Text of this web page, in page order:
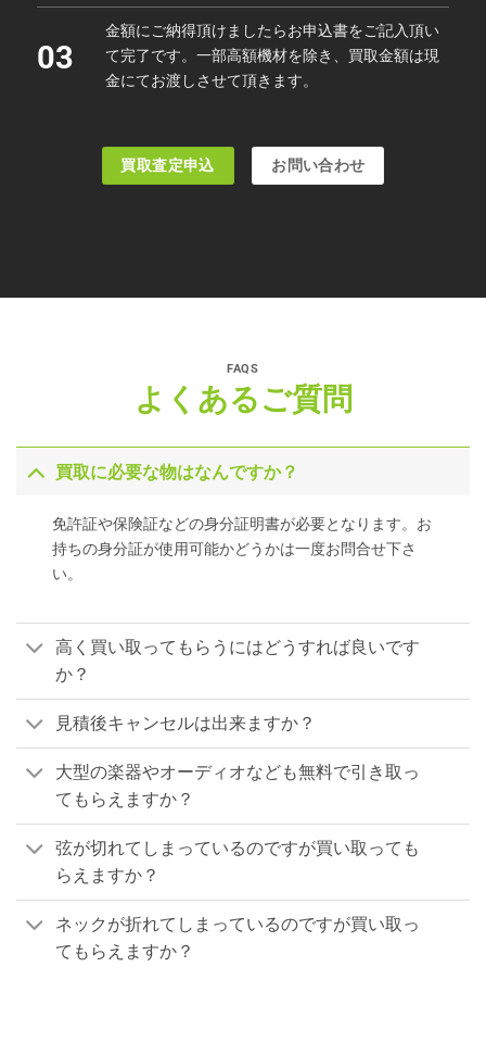
03
金額にご納得頂けましたらお申込書をご記入頂い
て完了です。一部高額機材を除き、買取金額は現
金にてお渡しさせて頂きます。
買取査定申込 お問い合わせ
FAQS
よくあるご質問
買取に必要な物はなんですか？
免許証や保険証などの身分証明書が必要となります。お
持ちの身分証が使用可能かどうかは一度お問合せ下さ
い。
高く買い取ってもらうにはどうすれば良いです
か？
見積後キャンセルは出来ますか？
大型の楽器やオーディオなども無料で引き取っ
てもらえますか？
弦が切れてしまっているのですが買い取っても
らえますか？
ネックが折れてしまっているのですが買い取っ
てもらえますか？